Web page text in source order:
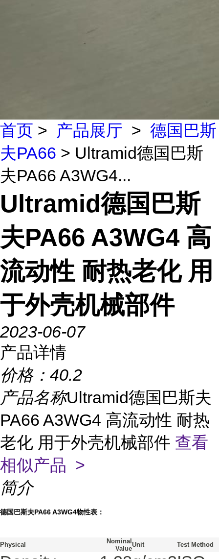
首页 > 产品展厅 > 德国巴斯
夫PA66 > Ultramid德国巴斯
夫PA66 A3WG4...
Ultramid德国巴斯
夫PA66 A3WG4 高
流动性 耐热老化 用
于外壳机械部件
2023-06-07
产品详情
价格： 40.2
产品名称Ultramid德国巴斯夫
PA66 A3WG4 高流动性 耐热
老化 用于外壳机械部件 查看
相似产品 >
简介
德国巴斯夫PA66 A3WG4物性表：
Physical
Nominal
Value
Unit Test Method